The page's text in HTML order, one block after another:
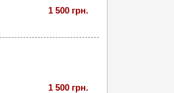
1 500 грн.
1 500 грн.